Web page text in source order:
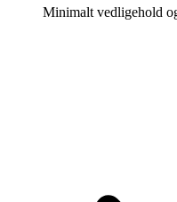
Minimalt vedligehold